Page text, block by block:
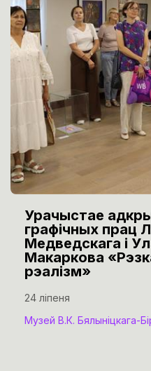
Урачыстае
графічных прац
Медведскага і
Макаркова
рэалізм»
24 ліпеня
Музей В.К. Бялыніцкага-